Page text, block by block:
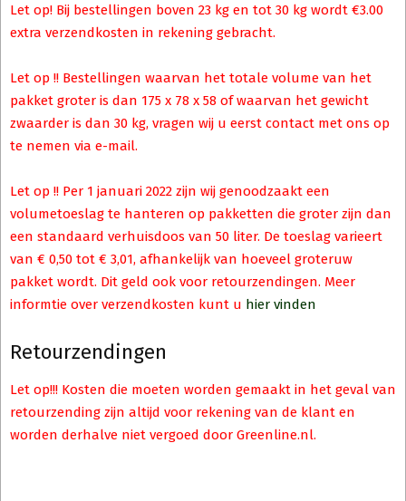
Let op! Bij bestellingen boven 23 kg en tot 30 kg wordt €3.00
extra verzendkosten in rekening gebracht.
Let op !! Bestellingen waarvan het totale volume van het
pakket groter is dan 175 x 78 x 58 of waarvan het gewicht
zwaarder is dan 30 kg, vragen wij u eerst contact met ons op
te nemen via e-mail.
Let op !! Per 1 januari 2022 zijn wij genoodzaakt een
volumetoeslag te hanteren op pakketten die groter zijn dan
een standaard verhuisdoos van 50 liter. De toeslag varieert
van € 0,50 tot € 3,01, afhankelijk van hoeveel groteruw
pakket wordt. Dit geld ook voor retourzendingen. Meer
informtie over verzendkosten kunt u hier vinden
Retourzendingen
Let op!!! Kosten die moeten worden gemaakt in het geval van
retourzending zijn altijd voor rekening van de klant en
worden derhalve niet vergoed door Greenline.nl.